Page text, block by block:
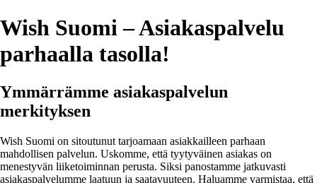
Wish Suomi – Asiakaspalvelu
parhaalla tasolla!
Ymmärrämme asiakaspalvelun
merkityksen
Wish Suomi on sitoutunut tarjoamaan asiakkailleen parhaan
mahdollisen palvelun. Uskomme, että tyytyväinen asiakas on
menestyvän liiketoiminnan perusta. Siksi panostamme jatkuvasti
asiakaspalvelumme laatuun ja saatavuuteen. Haluamme varmistaa, että